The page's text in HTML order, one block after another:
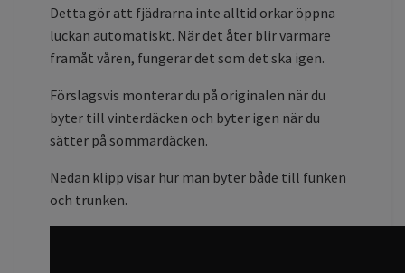
Detta gör att fjädrarna inte alltid orkar öppna
luckan automatiskt. När det åter blir varmare
framåt våren, fungerar det som det ska igen.
Förslagsvis monterar du på originalen när du
byter till vinterdäcken och byter igen när du
sätter på sommardäcken.
Nedan klipp visar hur man byter både till funken
och trunken.